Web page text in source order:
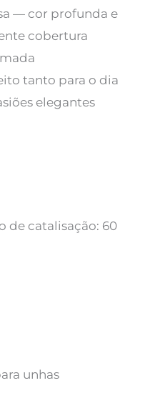
— cor profunda e
cobertura
tanto para o dia
elegantes
de catalisação: 60
unhas